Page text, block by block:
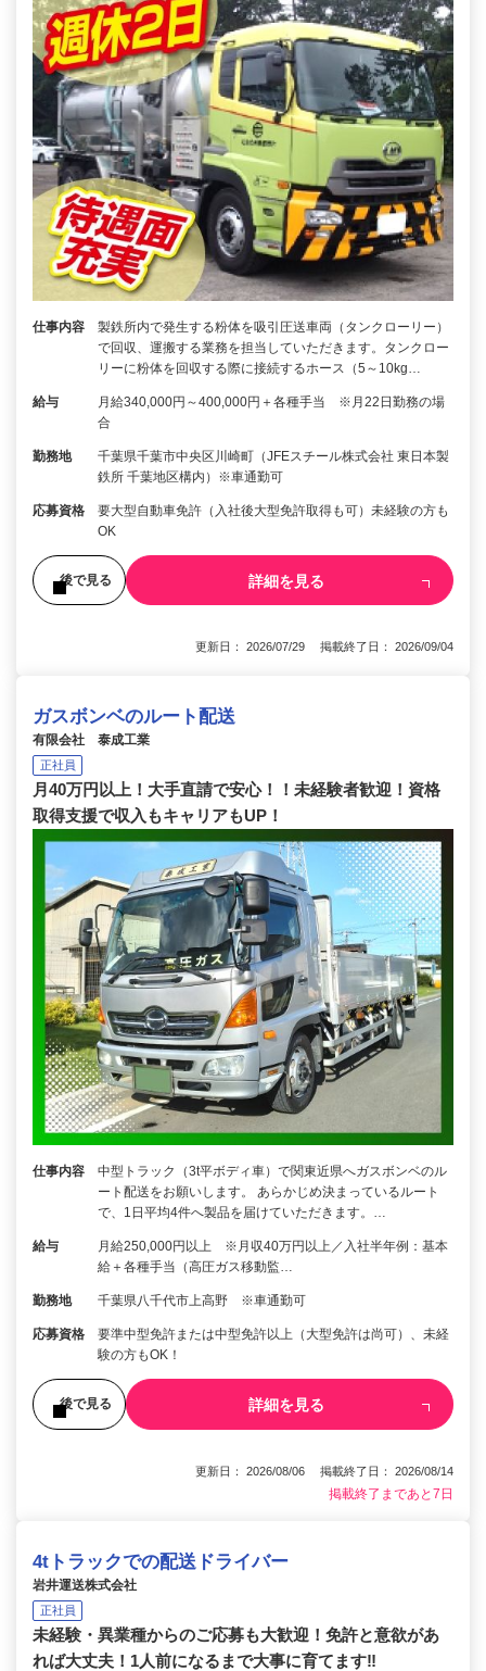
仕事内容
製鉄所内で発生する粉体を吸引圧送車両（タンクローリー）
で回収、運搬する業務を担当していただきます。タンクロー
リーに粉体を回収する際に接続するホース（5～10kg…
給与
月給340,000円～400,000円＋各種手当 ※月22日勤務の場
合
勤務地
千葉県千葉市中央区川崎町（JFEスチール株式会社 東日本製
鉄所 千葉地区構内）※車通勤可
応募資格
要大型自動車免許（入社後大型免許取得も可）未経験の方も
OK
後で見る 詳細を見る
更新日： 2026/07/29 掲載終了日： 2026/09/04
ガスボンベのルート配送
有限会社 泰成工業
正社員
月40万円以上！大手直請で安心！！未経験者歓迎！資格
取得支援で収入もキャリアもUP！
仕事内容
中型トラック（3t平ボディ車）で関東近県へガスボンベのル
ート配送をお願いします。 あらかじめ決まっているルート
で、1日平均4件へ製品を届けていただきます。…
給与
月給250,000円以上 ※月収40万円以上／入社半年例：基本
給＋各種手当（高圧ガス移動監…
勤務地 千葉県八千代市上高野 ※車通勤可
応募資格
要準中型免許または中型免許以上（大型免許は尚可）、未経
験の方もOK！
後で見る 詳細を見る
更新日： 2026/08/06 掲載終了日： 2026/08/14
掲載終了まであと7日
4tトラックでの配送ドライバー
岩井運送株式会社
正社員
未経験・異業種からのご応募も大歓迎！免許と意欲があ
れば大丈夫！1人前になるまで大事に育てます‼